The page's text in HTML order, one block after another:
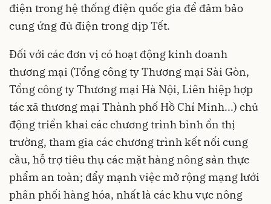
điện trong hệ thống điện quốc gia để đảm bảo
cung ứng đủ điện trong dịp Tết.
Đối với các đơn vị có hoạt động kinh doanh
thương mại (Tổng công ty Thương mại Sài Gòn,
Tổng công ty Thương mại Hà Nội, Liên hiệp hợp
tác xã thương mại Thành phố Hồ Chí Minh...) chủ
động triển khai các chương trình bình ổn thị
trường, tham gia các chương trình kết nối cung
cầu, hỗ trợ tiêu thụ các mặt hàng nông sản thực
phẩm an toàn; đẩy mạnh việc mở rộng mạng lưới
phân phối hàng hóa, nhất là các khu vực nông